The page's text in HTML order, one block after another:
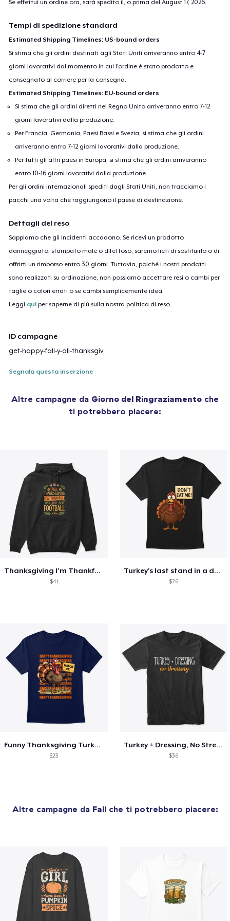
Se effettui un ordine ora, sarà spedito il, o prima delAugust 17, 2026.
Tempi di spedizione standard
Estimated Shipping Timelines: US-bound orders
Si stima che gli ordini destinati agli Stati Uniti arriveranno entro 4-7
giorni lavorativi dal momento in cui l'ordine è stato prodotto e
consegnato al corriere per la consegna.
Estimated Shipping Timelines: EU-bound orders
Si stima che gli ordini diretti nel Regno Unito arriveranno entro 7-12
giorni lavorativi dalla produzione.
Per Francia, Germania, Paesi Bassi e Svezia, si stima che gli ordini
arriveranno entro 7-12 giorni lavorativi dalla produzione.
Per tutti gli altri paesi in Europa, si stima che gli ordini arriveranno
entro 10-16 giorni lavorativi dalla produzione.
Per gli ordini internazionali spediti dagli Stati Uniti, non tracciamo i
pacchi una volta che raggiungono il paese di destinazione.
Dettagli del reso
Sappiamo che gli incidenti accadono. Se ricevi un prodotto
danneggiato, stampato male o difettoso, saremo lieti di sostituirlo o di
offrirti un rimborso entro 30 giorni. Tuttavia, poiché i nostri prodotti
sono realizzati su ordinazione, non possiamo accettare resi o cambi per
taglie o colori errati o se cambi semplicemente idea.
Leggi qui per saperne di più sulla nostra politica di reso.
ID campagne
get-happy-fall-y-all-thanksgiv
Segnala questa inserzione
Altre campagne da Giorno del Ringraziamento che
ti potrebbero piacere:
Thanksgiving I'm Thankful For Football
$41
Turkey's last stand in a design
$26
Funny Thanksgiving Turkey Pardon Tee
$23
Turkey + Dressing, No Stressing
$36
Altre campagne da Fallche ti potrebbero piacere: